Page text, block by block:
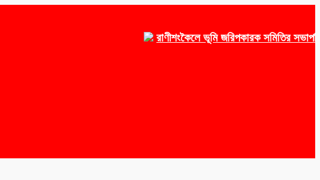
রাণীশংকৈলে ভূমি জরিপকারক সমিতির সভাপতি